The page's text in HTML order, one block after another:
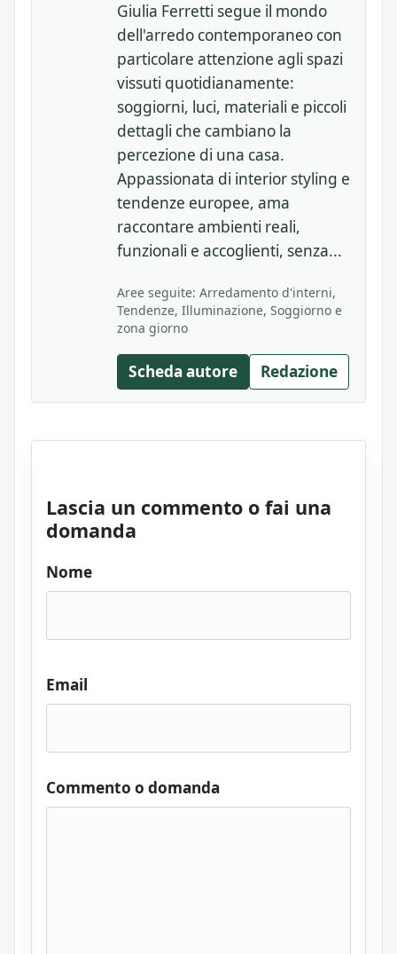
Giulia Ferretti segue il mondo
dell'arredo contemporaneo con
particolare attenzione agli spazi
vissuti quotidianamente:
soggiorni, luci, materiali e piccoli
dettagli che cambiano la
percezione di una casa.
Appassionata di interior styling e
tendenze europee, ama
raccontare ambienti reali,
funzionali e accoglienti, senza...
Aree seguite: Arredamento d'interni,
Tendenze, Illuminazione, Soggiorno e
zona giorno
Scheda autore Redazione
Lascia un commento o fai una
domanda
Nome
Email
Commento o domanda